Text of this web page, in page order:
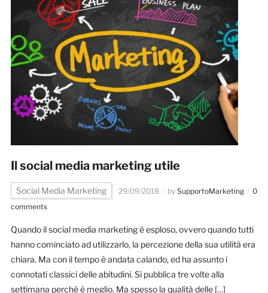
Il social media marketing utile
Social Media Marketing 29/09/2018 by SupportoMarketing
0
comments
Quando il social media marketing è esploso, ovvero quando tutti
hanno cominciato ad utilizzarlo, la percezione della sua utilità era
chiara. Ma con il tempo è andata calando, ed ha assunto i
connotati classici delle abitudini. Si pubblica tre volte alla
settimana perché è meglio. Ma spesso la qualità delle […]